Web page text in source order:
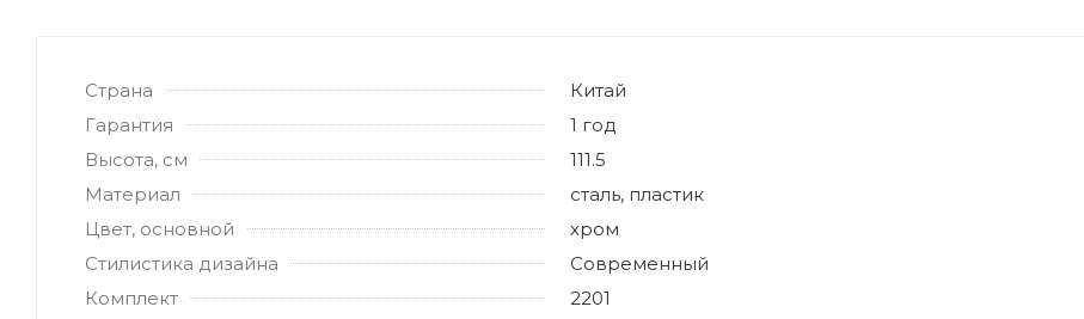
Страна
Китай
Гарантия
1 год
Высота, см
111.5
Материал
сталь, пластик
Цвет, основной
хром
Стилистика дизайна
Современный
Комплект
2201